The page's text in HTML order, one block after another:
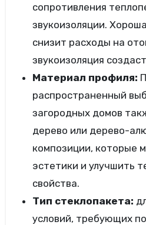
сопротивления
звукоизоляции.
снизит расходы на
звукоизоляция
Материал профиля:
распространенный
загородных домов
дерево или дерево-
композиции, которые
эстетики и улучшить
свойства.
Тип стеклопакета:
условий, требующих